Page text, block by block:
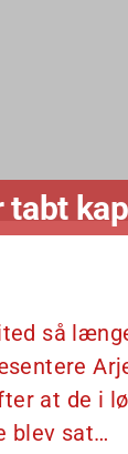
tabt
så
at de i
blev sat…